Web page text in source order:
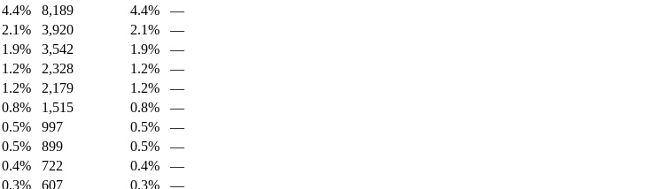
4.4% 8,189 4.4%
—
2.1% 3,920 2.1%
—
1.9% 3,542 1.9%
—
1.2% 2,328 1.2%
—
1.2% 2,179 1.2%
—
0.8% 1,515 0.8%
—
0.5% 997 0.5%
—
0.5% 899 0.5%
—
0.4% 722 0.4%
—
0.3% 607 0.3%
—